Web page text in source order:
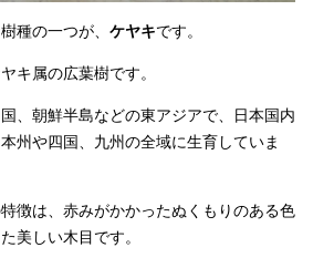
種の一つが、 ケヤキです。
キ属の広葉樹です。
、朝鮮半島などの東アジアで、日本国内
州や四国、九州の全域に生育していま
徴は、赤みがかかったぬくもりのある色
美しい木目です。